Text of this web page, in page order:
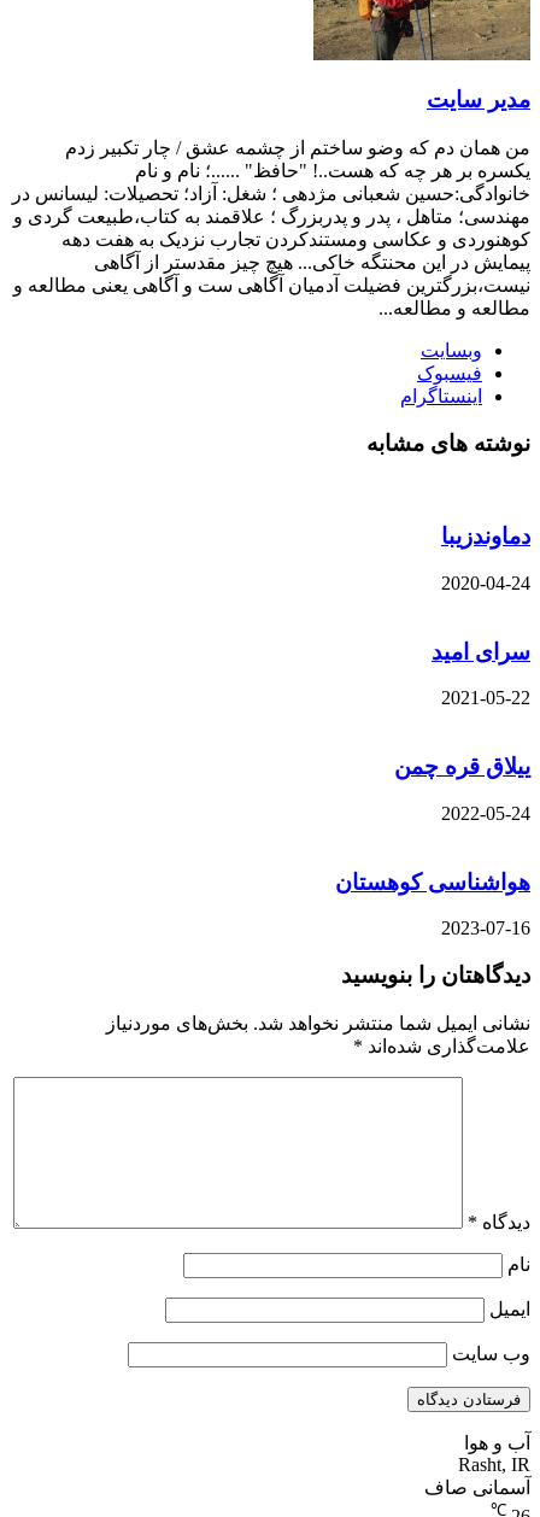
مدیر سایت
من همان دم که وضو ساختم از چشمه عشق / چار تکبیر زدم
یکسره بر هر چه که هست..! "حافظ" ......؛ نام و نام
خانوادگی:حسین شعبانی مژدهی ؛ شغل: آزاد؛ تحصیلات: لیسانس در
مهندسی؛ متاهل ، پدر و پدربزرگ ؛ علاقمند به کتاب،طبیعت گردی و
کوهنوردی و عکاسی ومستندکردن تجارب نزدیک به هفت دهه
پیمایش در این محنتگه خاکی... هیچ چیز مقدستر از آگاهی
نیست،بزرگترین فضیلت آدمیان آگاهی ست و آگاهی یعنی مطالعه و
مطالعه و مطالعه...
وبسایت
فیسبوک
اینستاگرام
نوشته های مشابه
دماوندزیبا
2020-04-24
سرای امید
2021-05-22
ییلاق قره چمن
2022-05-24
هواشناسی کوهستان
2023-07-16
دیدگاهتان را بنویسید
نشانی ایمیل شما منتشر نخواهد شد. بخش‌های موردنیاز
علامت‌گذاری شده‌اند *
دیدگاه *
نام
ایمیل
وب‌ سایت
آب و هوا
Rasht, IR
آسمانی صاف
℃